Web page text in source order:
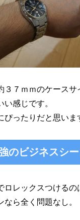
３７ｍｍのケースサ
感じです。
ぴったりだと思いま
のビジネスシ
ロレックスつけるの
なら全く問題なし。